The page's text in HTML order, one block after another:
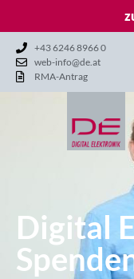
+43 6246 8966 0
web-info@de.at
RMA-Antrag
Digital